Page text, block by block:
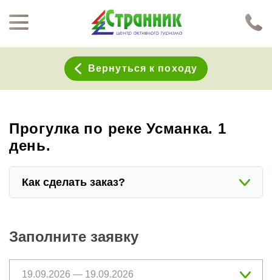
Вернуться к походу
Прогулка по реке Усманка. 1
день.
Как сделать заказ?
Заполните заявку